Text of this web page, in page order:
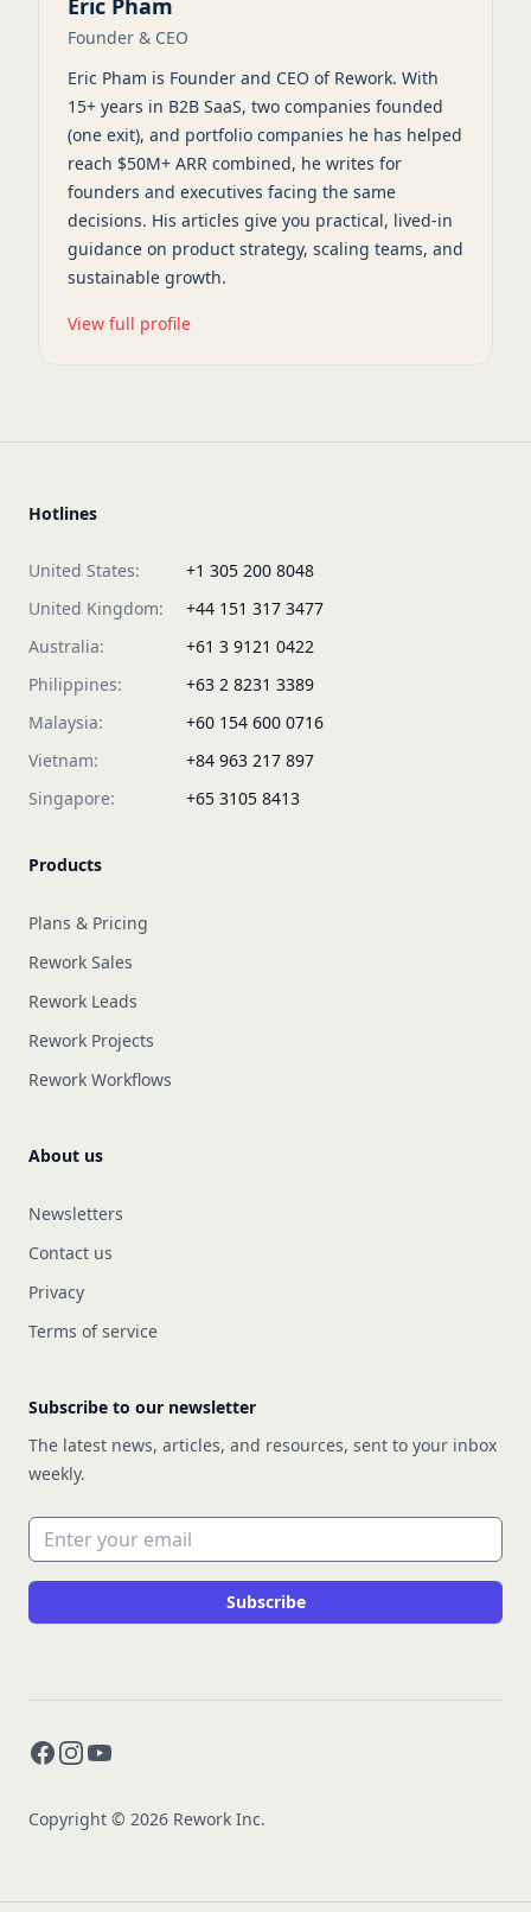
Eric Pham
Founder & CEO
Eric Pham is Founder and CEO of Rework. With
15+ years in B2B SaaS, two companies founded
(one exit), and portfolio companies he has helped
reach $50M+ ARR combined, he writes for
founders and executives facing the same
decisions. His articles give you practical, lived-in
guidance on product strategy, scaling teams, and
sustainable growth.
View full profile
Hotlines
United States:
+1 305 200 8048
United Kingdom:
+44 151 317 3477
Australia:
+61 3 9121 0422
Philippines:
+63 2 8231 3389
Malaysia:
+60 154 600 0716
Vietnam:
+84 963 217 897
Singapore:
+65 3105 8413
Products
Plans & Pricing
Rework Sales
Rework Leads
Rework Projects
Rework Workflows
About us
Newsletters
Contact us
Privacy
Terms of service
Subscribe to our newsletter
The latest news, articles, and resources, sent to your inbox
weekly.
Email address
Subscribe
Facebook
Instagram
YouTube
Copyright © 2026 Rework Inc.